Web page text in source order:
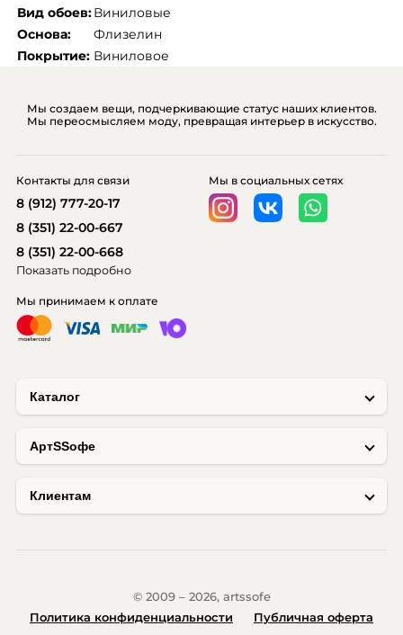
Вид обоев:Виниловые
Основа:
Флизелин
Покрытие: Виниловое
Мы создаем вещи, подчеркивающие статус наших клиентов.
Мы переосмысляем моду, превращая интерьер в искусство.
Каталог
AртSSофе
Клиентам
Мы принимаем к оплате
Мы в социальных сетях
Контакты для связи
8 (912) 777-20-17
8 (351) 22-00-667
8 (351) 22-00-668
Показать подробно
© 2009 – 2026, artssofe
Политика конфиденциальности
Публичная оферта